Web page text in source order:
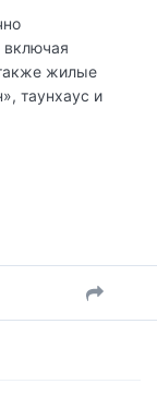
включая
жилые
таунхаус и